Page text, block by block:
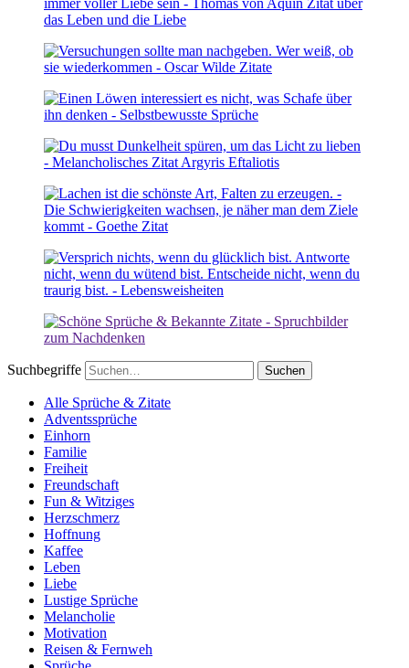
Suchbegriffe
Alle Sprüche & Zitate
Adventssprüche
Einhorn
Familie
Freiheit
Freundschaft
Fun & Witziges
Herzschmerz
Hoffnung
Kaffee
Leben
Liebe
Lustige Sprüche
Melancholie
Motivation
Reisen & Fernweh